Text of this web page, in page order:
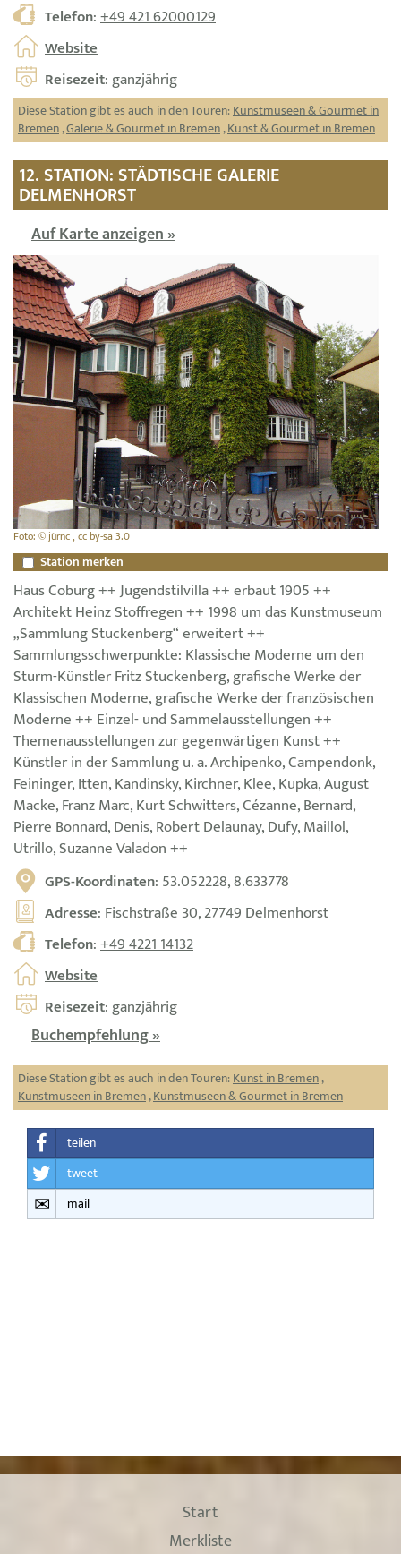
Telefon:+49 421 62000129
Website
Reisezeit: ganzjährig
Diese Station gibt es auch in den Touren:Kunstmuseen & Gourmet in
Bremen,Galerie & Gourmet in Bremen,Kunst & Gourmet in Bremen
12. STATION: STÄDTISCHE GALERIE
DELMENHORST
Auf Karte anzeigen »
Foto: © jürnc , cc by-sa 3.0
Station merken
Haus Coburg ++ Jugendstilvilla ++ erbaut 1905 ++
Architekt Heinz Stoffregen ++ 1998 um das Kunstmuseum
„Sammlung Stuckenberg“ erweitert ++
Sammlungsschwerpunkte: Klassische Moderne um den
Sturm-Künstler Fritz Stuckenberg, grafische Werke der
Klassischen Moderne, grafische Werke der französischen
Moderne ++ Einzel- und Sammelausstellungen ++
Themenausstellungen zur gegenwärtigen Kunst ++
Künstler in der Sammlung u. a. Archipenko, Campendonk,
Feininger, Itten, Kandinsky, Kirchner, Klee, Kupka, August
Macke, Franz Marc, Kurt Schwitters, Cézanne, Bernard,
Pierre Bonnard, Denis, Robert Delaunay, Dufy, Maillol,
Utrillo, Suzanne Valadon ++
GPS-Koordinaten: 53.052228, 8.633778
Adresse: Fischstraße 30, 27749 Delmenhorst
Telefon:+49 4221 14132
Website
Reisezeit: ganzjährig
Buchempfehlung »
Diese Station gibt es auch in den Touren:Kunst in Bremen,
Kunstmuseen in Bremen,Kunstmuseen & Gourmet in Bremen
teilen
tweet
mail
Start
Merkliste